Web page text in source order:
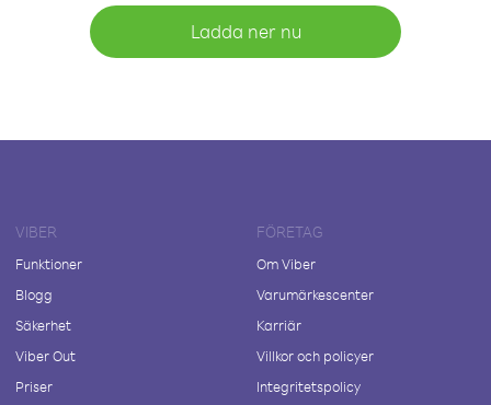
Ladda ner nu
VIBER
Funktioner
Blogg
Säkerhet
Viber Out
Priser
FÖRETAG
Om Viber
Varumärkescenter
Karriär
Villkor och policyer
Integritetspolicy